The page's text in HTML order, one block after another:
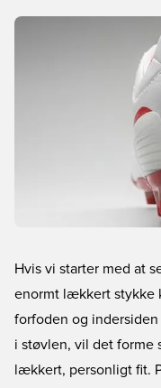
Hvis vi starter med at
enormt lækkert
forfoden og
i støvlen, vil det forme
lækkert, personligt fit.